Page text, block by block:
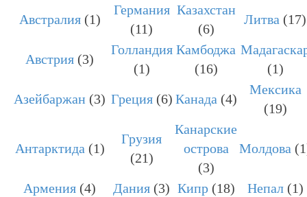
Австралия (1)
Германия
(11)
Казахстан
(6)
Литва (17)
Австрия (3)
Голландия
(1)
Камбоджа
(16)
(1)
Азейбаржан (3) Греция (6) Канада (4)
Мексика
(19)
Антарктида (1)
Грузия
(21)
Канарские
острова
(3)
Молдова
Армения (4) Дания (3) Кипр (18) Непал (1)